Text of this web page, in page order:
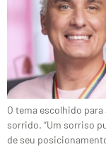
O tema escolhido
sorrido. “Um sorriso
de seu